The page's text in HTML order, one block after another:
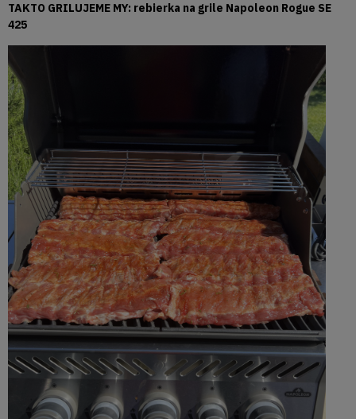
TAKTO GRILUJEME MY: rebierka na grile Napoleon Rogue SE
425